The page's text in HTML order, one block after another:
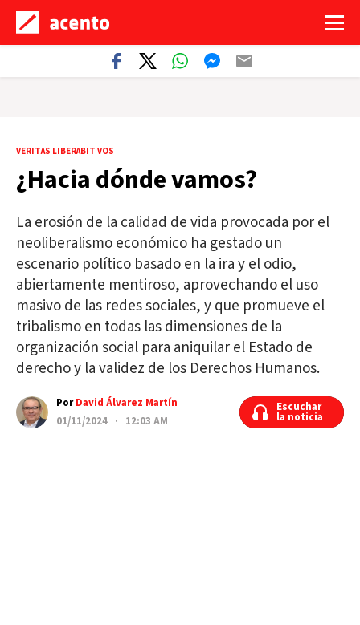
VERITAS LIBERABIT VOS
¿Hacia dónde vamos?
La erosión de la calidad de vida provocada por el
neoliberalismo económico ha gestado un
escenario político basado en la ira y el odio,
abiertamente mentiroso, aprovechando el uso
masivo de las redes sociales, y que promueve el
tribalismo en todas las dimensiones de la
organización social para aniquilar el Estado de
derecho y la validez de los Derechos Humanos.
PorDavid Álvarez Martín
01/11/2024 · 12:03 AM
Escuchar
la noticia
Escuchar
la noticia